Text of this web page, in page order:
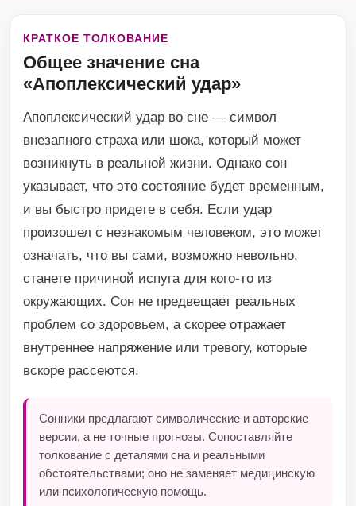
КРАТКОЕ ТОЛКОВАНИЕ
Общее значение сна
«Апоплексический удар»
Апоплексический удар во сне — символ
внезапного страха или шока, который может
возникнуть в реальной жизни. Однако сон
указывает, что это состояние будет временным,
и вы быстро придете в себя. Если удар
произошел с незнакомым человеком, это может
означать, что вы сами, возможно невольно,
станете причиной испуга для кого-то из
окружающих. Сон не предвещает реальных
проблем со здоровьем, а скорее отражает
внутреннее напряжение или тревогу, которые
вскоре рассеются.
Сонники предлагают символические и авторские
версии, а не точные прогнозы. Сопоставляйте
толкование с деталями сна и реальными
обстоятельствами; оно не заменяет медицинскую
или психологическую помощь.